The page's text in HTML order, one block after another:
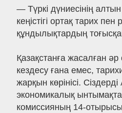
— Түркі дүниесінің
кеңістігі ортақ тарих пен
құндылықтардың
Қазақстанға жасалған
кездесу ғана емес,
жарқын көрінісі.
экономикалық
комиссияның 14-